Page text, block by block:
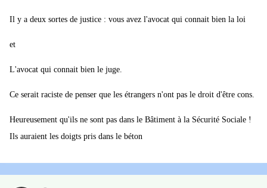
Il y a deux sortes de justice : vous avez l'avocat qui connait bien la loi
et
L'avocat qui connait bien le juge.
Ce serait raciste de penser que les étrangers n'ont pas le droit d'être cons.
Heureusement qu'ils ne sont pas dans le Bâtiment à la Sécurité Sociale !
Ils auraient les doigts pris dans le béton